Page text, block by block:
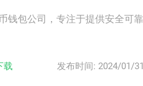
钱包公司，专注于提供安全可
载 发布时间: 2024/01/